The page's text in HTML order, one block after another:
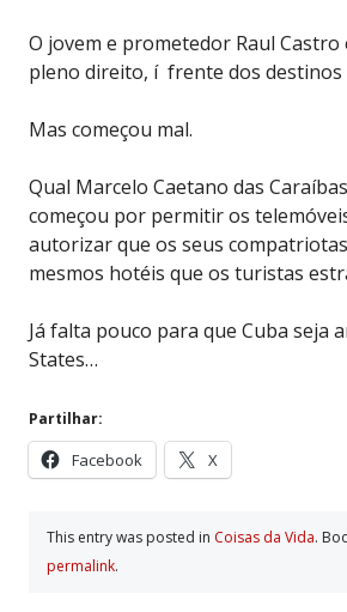
O jovem e prometedor Raul Castro
pleno direito, í frente dos destinos
Mas começou mal.
Qual Marcelo Caetano das
começou por permitir os
autorizar que os seus
mesmos hotéis que os turistas
Já falta pouco para que Cuba seja
States…
Partilhar:
Facebook X
This entry was posted in Coisas da Vida.
permalink.